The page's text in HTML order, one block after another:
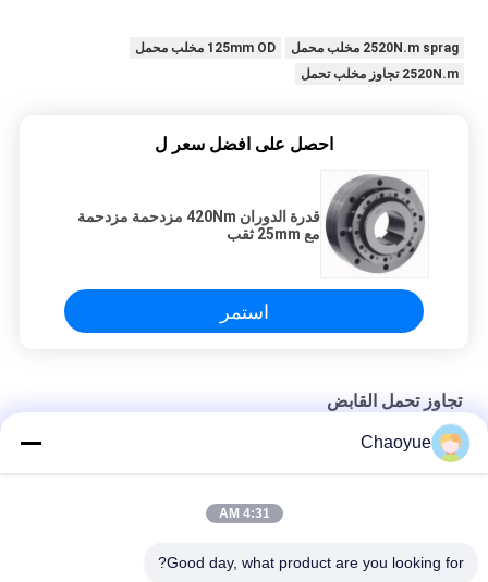
2520N.m sprag مخلب محمل
125mm OD مخلب محمل
2520N.m تجاوز مخلب تحمل
احصل على افضل سعر ل
قدرة الدوران 420Nm مزدحمة مزدحمة
مع 25mm ثقب
استمر
تجاوز تحمل القابض
قطر 32 مم 6.1 كيلو نيوتن مزدوج Keyway تجاوز تحمل القابض
120 مم القطر الداخلي 20000 نيوتن متر تحمل الأسطوانة مخلب
القطر الخارجي 310 مم 500r / دقيقة تحمل مخلب للآلات
Chaoyue
4:31 AM
Good day, what product are you looking for?